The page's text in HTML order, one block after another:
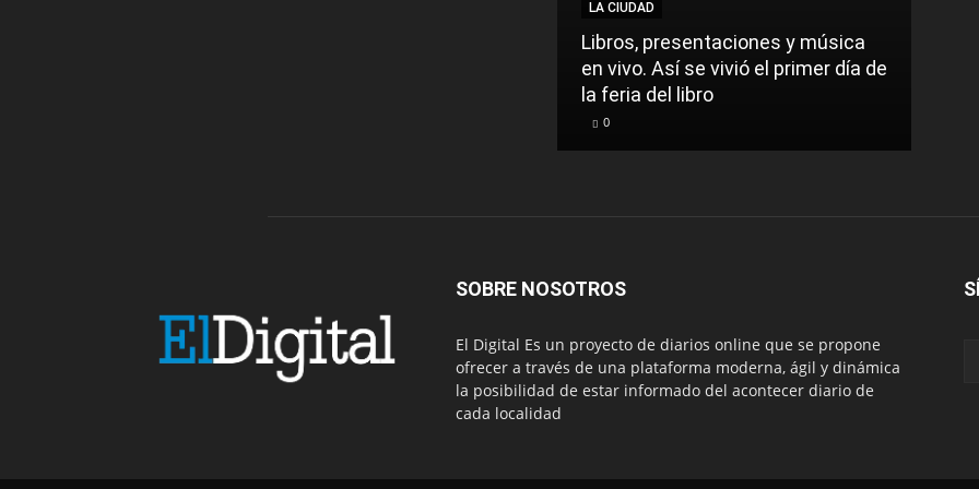
LA CIUDAD
Libros, presentaciones y música
en vivo. Así se vivió el primer día de
la feria del libro
0
SOBRE NOSOTROS
El Digital Es un proyecto de diarios online que se propone
ofrecer a través de una plataforma moderna, ágil y dinámica
la posibilidad de estar informado del acontecer diario de
cada localidad